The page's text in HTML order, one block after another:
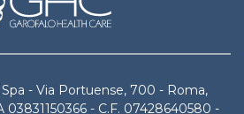
- Via Portuense, 700 - Roma,
03831150366 - C.F. 07428640580 -